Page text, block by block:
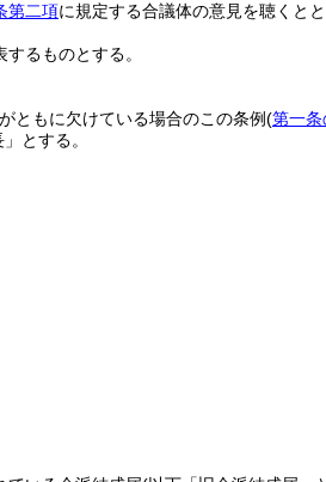
第二項に規定する合議体の意見を聴くと
るものとする。
ともに欠けている場合のこの条例(第一条
とする。